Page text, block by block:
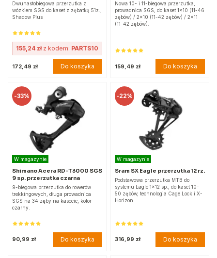
Dwunastobiegowa przerzutka z
wózkiem SGS do kaset z zębatką 51z.,
Shadow Plus
155,24 złz kodem: PARTS10
172,49 zł Do koszyka
Nowa 10- i 11-biegowa przerzutka,
prowadnica SGS, do kaset 1x10 (11-46
zębów) / 2x10 (11-42 zębów) / 2x11
(11-42 zębów).
159,49 zł Do koszyka
-33%
W magazynie
Shimano Acera RD-T3000 SGS
9 sp. przerzutka czarna
9-biegowa przerzutka do rowerów
trekkingowych, długa prowadnica
SGS na 34 zęby na kasecie, kolor
czarny.
90,99 zł Do koszyka
-22%
W magazynie
Sram SX Eagle przerzutka 12 rz.
Podstawowa przerzutka MTB do
systemu Eagle 1x12 sp., do kaset 10-
50 zębów, technologia Cage Lock i X-
Horizon.
316,99 zł Do koszyka